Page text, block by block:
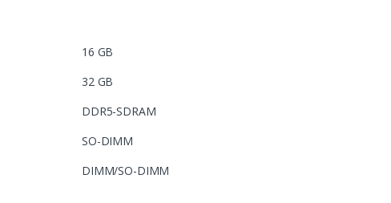
16 GB
32 GB
DDR5-SDRAM
SO-DIMM
DIMM/SO-DIMM